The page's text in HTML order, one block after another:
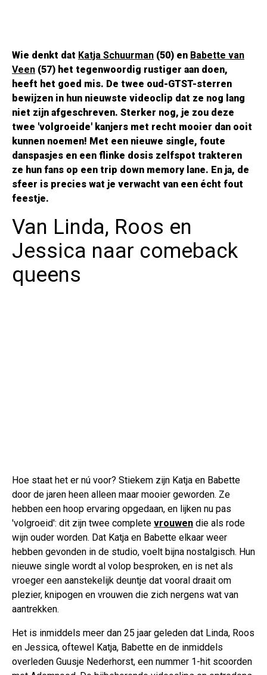
Wie denkt dat Katja Schuurman (50) en Babette van
Veen (57) het tegenwoordig rustiger aan doen,
heeft het goed mis. De twee oud-GTST-sterren
bewijzen in hun nieuwste videoclip dat ze nog lang
niet zijn afgeschreven. Sterker nog, je zou deze
twee 'volgroeide' kanjers met recht mooier dan ooit
kunnen noemen! Met een nieuwe single, foute
danspasjes en een flinke dosis zelfspot trakteren
ze hun fans op een trip down memory lane. En ja, de
sfeer is precies wat je verwacht van een écht fout
feestje.
Van Linda, Roos en
Jessica naar comeback
queens
Hoe staat het er nú voor? Stiekem zijn Katja en Babette
door de jaren heen alleen maar mooier geworden. Ze
hebben een hoop ervaring opgedaan, en lijken nu pas
'volgroeid': dit zijn twee complete vrouwen die als rode
wijn ouder worden. Dat Katja en Babette elkaar weer
hebben gevonden in de studio, voelt bijna nostalgisch. Hun
nieuwe single wordt al volop besproken, en is net als
vroeger een aanstekelijk deuntje dat vooral draait om
plezier, knipogen en vrouwen die zich nergens wat van
aantrekken.
Het is inmiddels meer dan 25 jaar geleden dat Linda, Roos
en Jessica, oftewel Katja, Babette en de inmiddels
overleden Guusje Nederhorst, een nummer 1-hit scoorden